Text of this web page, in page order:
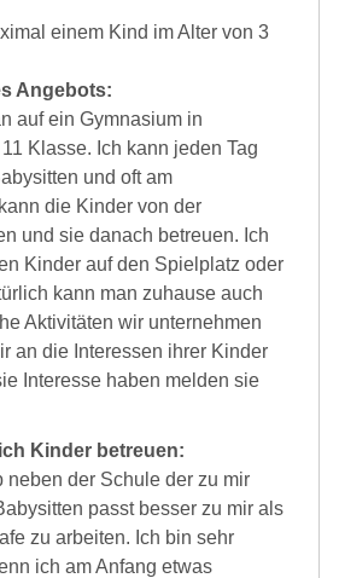
einem Kind im Alter von 3
Angebots:
auf ein Gymnasium in
Klasse. Ich kann jeden Tag
und oft am
die Kinder von der
und sie danach betreuen. Ich
Kinder auf den Spielplatz oder
kann man zuhause auch
Aktivitäten wir unternehmen
an die Interessen ihrer Kinder
Interesse haben melden sie
Kinder betreuen:
neben der Schule der zu mir
passt besser zu mir als
zu arbeiten. Ich bin sehr
ich am Anfang etwas